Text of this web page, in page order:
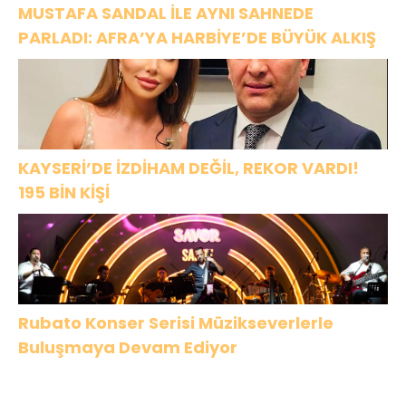
MUSTAFA SANDAL İLE AYNI SAHNEDE
PARLADI: AFRA’YA HARBİYE’DE BÜYÜK ALKIŞ
KAYSERİ’DE İZDİHAM DEĞİL, REKOR VARDI!
195 BİN KİŞİ
Rubato Konser Serisi Müzikseverlerle
Buluşmaya Devam Ediyor